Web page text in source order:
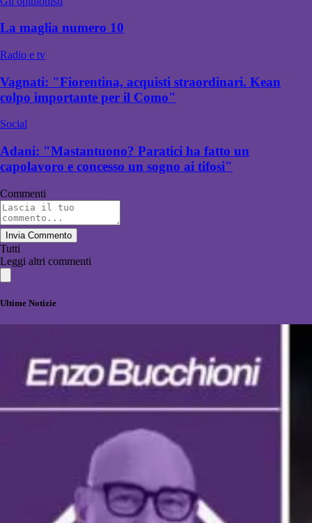
La maglia numero 10
Radio e tv
Vagnati: "Fiorentina, acquisti straordinari. Kean
colpo importante per il Como"
Social
Adani: "Mastantuono? Paratici ha fatto un
capolavoro e concesso un sogno ai tifosi"
Commenti
Invia Commento
Tutti
Leggi altri commenti
Ultime Notizie